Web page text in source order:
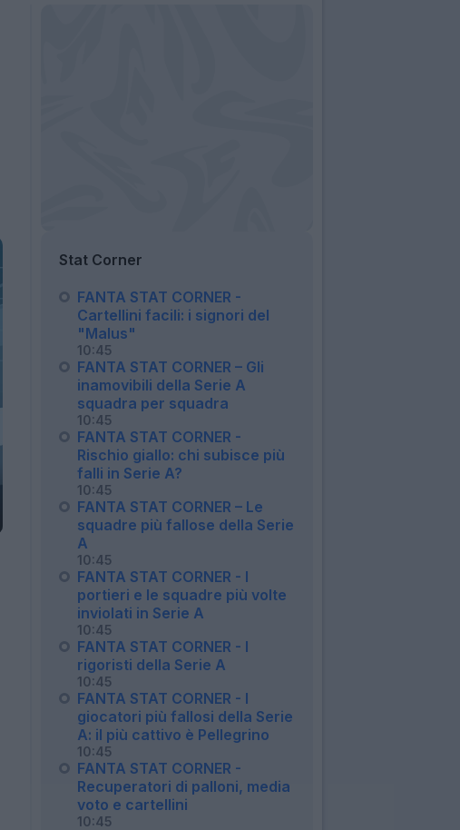
Stat Corner
FANTA STAT CORNER -
Cartellini facili: i signori del
"Malus"
10:45
FANTA STAT CORNER – Gli
inamovibili della Serie A
squadra per squadra
10:45
FANTA STAT CORNER -
Rischio giallo: chi subisce più
falli in Serie A?
10:45
FANTA STAT CORNER – Le
squadre più fallose della Serie
A
10:45
FANTA STAT CORNER - I
portieri e le squadre più volte
inviolati in Serie A
10:45
FANTA STAT CORNER - I
rigoristi della Serie A
10:45
FANTA STAT CORNER - I
giocatori più fallosi della Serie
A: il più cattivo è Pellegrino
10:45
FANTA STAT CORNER -
Recuperatori di palloni, media
voto e cartellini
10:45